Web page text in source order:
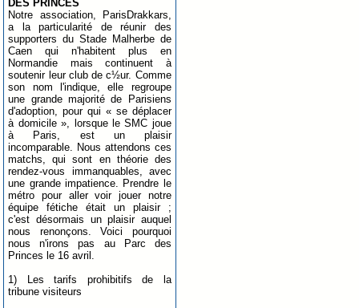
DES PRINCES
Notre association, ParisDrakkars,
a la particularité de réunir des
supporters du Stade Malherbe de
Caen qui n'habitent plus en
Normandie mais continuent à
soutenir leur club de c½ur. Comme
son nom l'indique, elle regroupe
une grande majorité de Parisiens
d'adoption, pour qui « se déplacer
à domicile », lorsque le SMC joue
à Paris, est un plaisir
incomparable. Nous attendons ces
matchs, qui sont en théorie des
rendez-vous immanquables, avec
une grande impatience. Prendre le
métro pour aller voir jouer notre
équipe fétiche était un plaisir ;
c'est désormais un plaisir auquel
nous renonçons. Voici pourquoi
nous n'irons pas au Parc des
Princes le 16 avril.
1) Les tarifs prohibitifs de la
tribune visiteurs